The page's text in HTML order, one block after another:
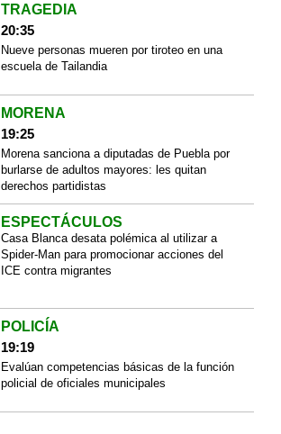
TRAGEDIA
20:35
Nueve personas mueren por tiroteo en una
escuela de Tailandia
MORENA
19:25
Morena sanciona a diputadas de Puebla por
burlarse de adultos mayores: les quitan
derechos partidistas
ESPECTÁCULOS
Casa Blanca desata polémica al utilizar a
Spider-Man para promocionar acciones del
ICE contra migrantes
POLICÍA
19:19
Evalúan competencias básicas de la función
policial de oficiales municipales